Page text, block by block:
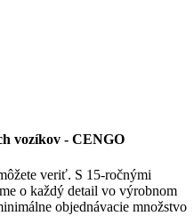
vozíkov - CENGO
veriť. S 15-ročnými
o každý detail vo výrobnom
objednávacie množstvo